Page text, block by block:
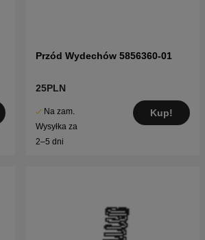
Przód Wydechów 5856360-01
25PLN
Na zam.
Wysyłka za
2–5 dni
Kup!